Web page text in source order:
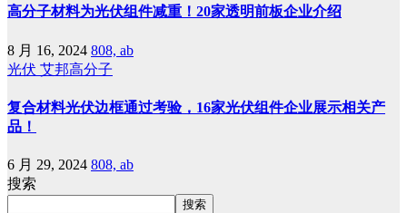
高分子材料为光伏组件减重！20家透明前板企业介绍
8 月 16, 2024 808, ab
光伏 艾邦高分子
复合材料光伏边框通过考验，16家光伏组件企业展示相关产
品！
6 月 29, 2024 808, ab
搜索
搜索